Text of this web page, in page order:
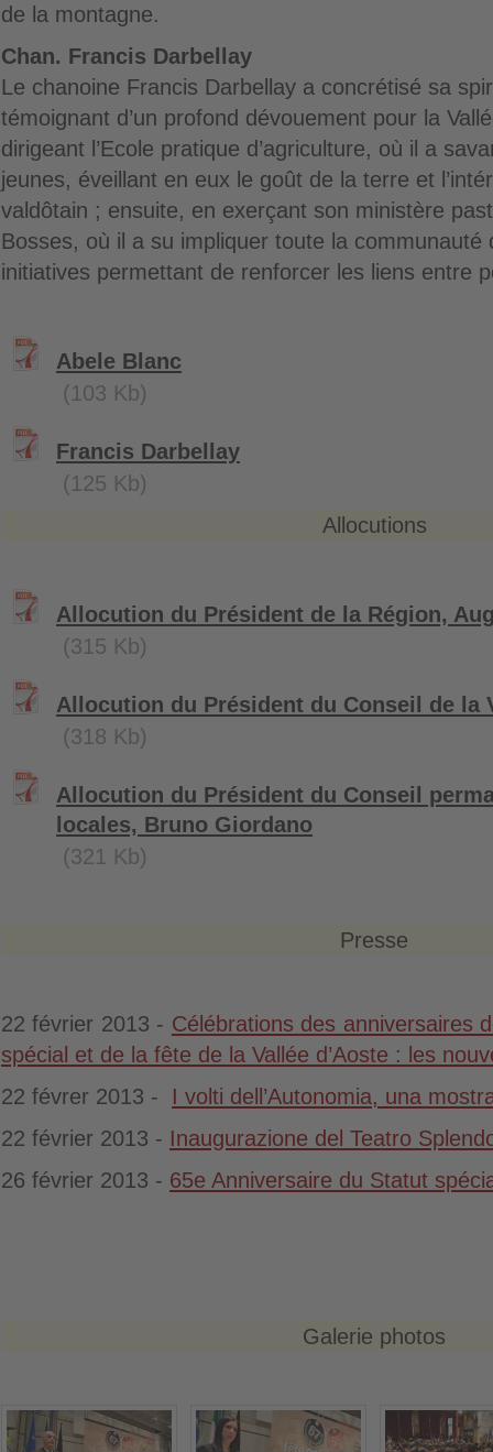
de la montagne.
Chan. Francis Darbellay
Le chanoine Francis Darbellay a concrétisé sa
témoignant d’un profond dévouement pour la
dirigeant l’Ecole pratique d’agriculture, où il a
jeunes, éveillant en eux le goût de la terre et
valdôtain ; ensuite, en exerçant son ministère
Bosses, où il a su impliquer toute la communauté
initiatives permettant de renforcer les liens entre
Abele Blanc
(103 Kb)
Francis Darbellay
(125 Kb)
Allocutions
Allocution du Président de la Région,
(315 Kb)
Allocution du Président du Conseil de la
(318 Kb)
Allocution du Président du Conseil
locales, Bruno Giordano
(321 Kb)
Presse
22 février 2013 - Célébrations des anniversaires
spécial et de la fête de la Vallée d’Aoste : les
22 févrer 2013 - I volti dell’Autonomia, una
22 février 2013 - Inaugurazione del Teatro
26 février 2013 - 65e Anniversaire du Statut
Galerie photos